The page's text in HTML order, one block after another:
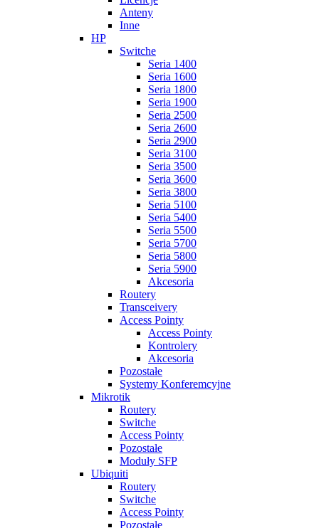
Anteny
Inne
HP
Switche
Seria 1400
Seria 1600
Seria 1800
Seria 1900
Seria 2500
Seria 2600
Seria 2900
Seria 3100
Seria 3500
Seria 3600
Seria 3800
Seria 5100
Seria 5400
Seria 5500
Seria 5700
Seria 5800
Seria 5900
Akcesoria
Routery
Transceivery
Access Pointy
Access Pointy
Kontrolery
Akcesoria
Pozostałe
Systemy Konferemcyjne
Mikrotik
Routery
Switche
Access Pointy
Pozostałe
Moduły SFP
Ubiquiti
Routery
Switche
Access Pointy
Pozostałe